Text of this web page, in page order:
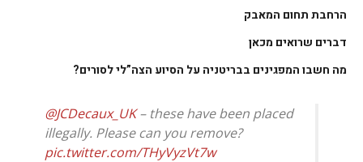
הרחבת תחום המאבק
דברים שרואים מכאן
מה חשבו המפגינים בבריטניה על הסיוע הצה”לי לסורים?
@JCDecaux_UK– these have been placed
illegally. Please can you remove?
pic.twitter.com/THyVyzVt7w